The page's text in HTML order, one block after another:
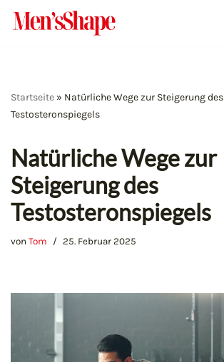
Startseite » Natürliche Wege zur Steigerung des
Testosteronspiegels
Natürliche Wege zur
Steigerung des
Testosteronspiegels
von Tom 25. Februar 2025